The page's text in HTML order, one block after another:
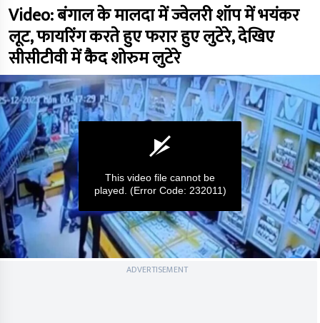
Video: बंगाल के मालदा में ज्वेलरी शॉप में भयंकर
लूट, फायरिंग करते हुए फरार हुए लुटेरे, देखिए
सीसीटीवी में कैद शोरुम लुटेरे
This video file cannot be
played. (Error Code: 232011)
ADVERTISEMENT